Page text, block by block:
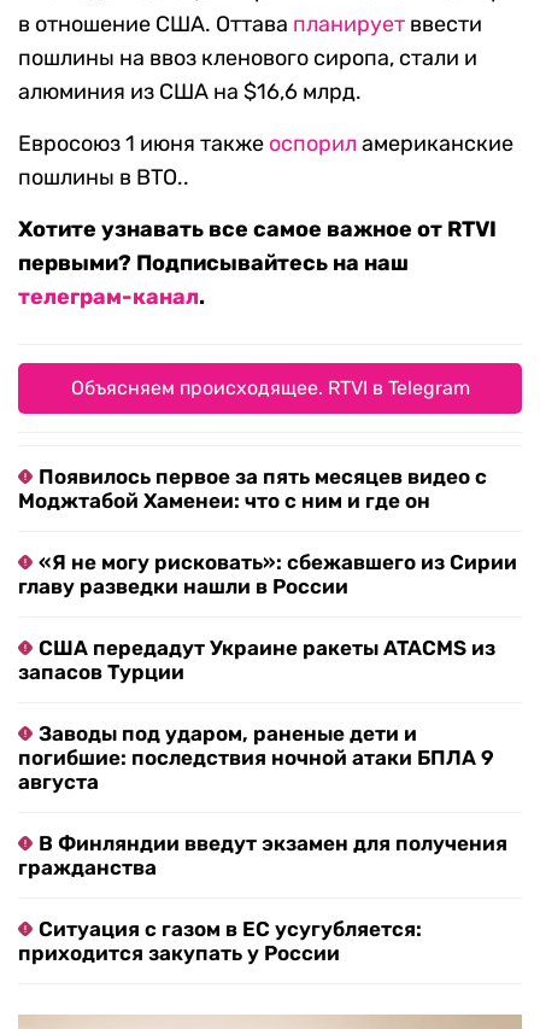
в отношение США. Оттава планирует ввести
пошлины на ввоз кленового сиропа, стали и
алюминия из США на $16,6 млрд.
Евросоюз 1 июня также оспорил американские
пошлины в ВТО..
Хотите узнавать все самое важное от RTVI
первыми? Подписывайтесь на наш
телеграм-канал.
Объясняем происходящее. RTVI в Telegram
Появилось первое за пять месяцев видео с
Моджтабой Хаменеи: что с ним и где он
«Я не могу рисковать»: сбежавшего из Сирии
главу разведки нашли в России
США передадут Украине ракеты ATACMS из
запасов Турции
Заводы под ударом, раненые дети и
погибшие: последствия ночной атаки БПЛА 9
августа
В Финляндии введут экзамен для получения
гражданства
Ситуация с газом в ЕС усугубляется:
приходится закупать у России